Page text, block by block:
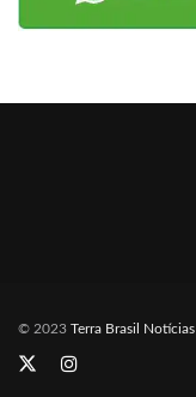
© 2023 Terra Brasil Notícias